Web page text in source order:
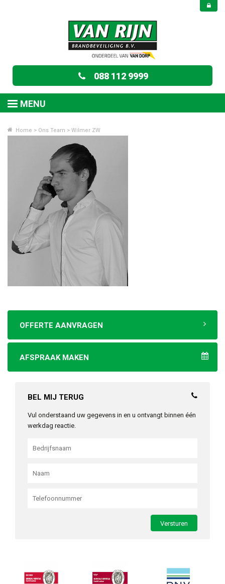
088 112 9999
MENU
Home > Ons Team > Wilmer ZW
OFFERTE AANVRAGEN
AFSPRAAK MAKEN
BEL MIJ TERUG
Vul onderstaand uw gegevens in en u ontvangt binnen één
werkdag reactie.